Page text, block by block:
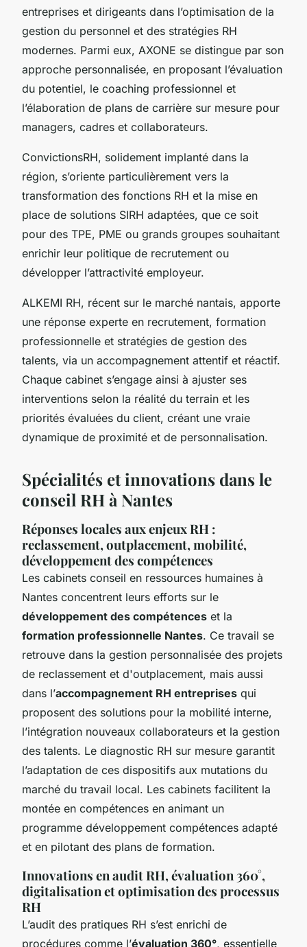
entreprises et dirigeants dans l’optimisation de la
gestion du personnel et des stratégies RH
modernes. Parmi eux, AXONE se distingue par son
approche personnalisée, en proposant l’évaluation
du potentiel, le coaching professionnel et
l’élaboration de plans de carrière sur mesure pour
managers, cadres et collaborateurs.
ConvictionsRH, solidement implanté dans la
région, s’oriente particulièrement vers la
transformation des fonctions RH et la mise en
place de solutions SIRH adaptées, que ce soit
pour des TPE, PME ou grands groupes souhaitant
enrichir leur politique de recrutement ou
développer l’attractivité employeur.
ALKEMI RH, récent sur le marché nantais, apporte
une réponse experte en recrutement, formation
professionnelle et stratégies de gestion des
talents, via un accompagnement attentif et réactif.
Chaque cabinet s’engage ainsi à ajuster ses
interventions selon la réalité du terrain et les
priorités évaluées du client, créant une vraie
dynamique de proximité et de personnalisation.
Spécialités et innovations dans le
conseil RH à Nantes
Réponses locales aux enjeux RH :
reclassement, outplacement, mobilité,
développement des compétences
Les cabinets conseil en ressources humaines à
Nantes concentrent leurs efforts sur le
développement des compétences et la
formation professionnelle Nantes. Ce travail se
retrouve dans la gestion personnalisée des projets
de reclassement et d'outplacement, mais aussi
dans l’accompagnement RH entreprises qui
proposent des solutions pour la mobilité interne,
l’intégration nouveaux collaborateurs et la gestion
des talents. Le diagnostic RH sur mesure garantit
l’adaptation de ces dispositifs aux mutations du
marché du travail local. Les cabinets facilitent la
montée en compétences en animant un
programme développement compétences adapté
et en pilotant des plans de formation.
Innovations en audit RH, évaluation 360°,
digitalisation et optimisation des processus
RH
L’audit des pratiques RH s’est enrichi de
procédures comme l’évaluation 360°, essentielle